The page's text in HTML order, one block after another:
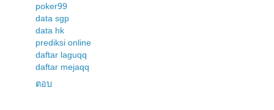
poker99
data sgp
data hk
prediksi online
daftar laguqq
daftar mejaqq
ตอบ